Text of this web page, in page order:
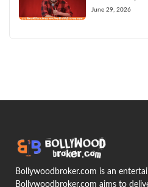
June 29, 2026
Bollywoodbroker.com is an
Bollywoodbroker.com aims to